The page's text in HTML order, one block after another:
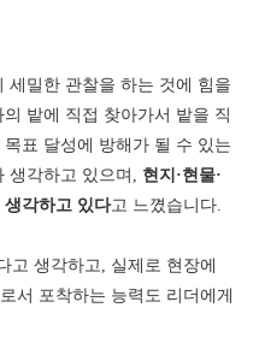
세밀한 관찰을 하는 것에 힘을
밭에 직접 찾아가서 밭을 직
표 달성에 방해가 될 수 있는
생각하고 있으며, 현지·현물·
생각하고 있다고 느꼈습니다.
고 생각하고, 실제로 현장에
서 포착하는 능력도 리더에게